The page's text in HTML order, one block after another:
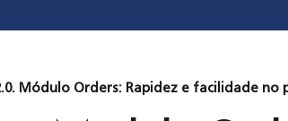
Módulo Orders: Rapidez e facilidade no